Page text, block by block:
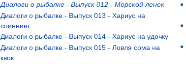
Диалоги о рыбалке - Выпуск 012 - Морской ленек
Диалоги о рыбалке - Выпуск 013 - Хариус на
спиннинг
Диалоги о рыбалке - Выпуск 014 - Хариус на удочку
Диалоги о рыбалке - Выпуск 015 - Ловля сома на
квок